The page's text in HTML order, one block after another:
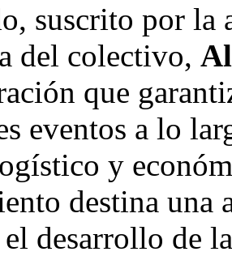
suscrito por la
del colectivo,
que
eventos a lo
y
destina una
desarrollo de